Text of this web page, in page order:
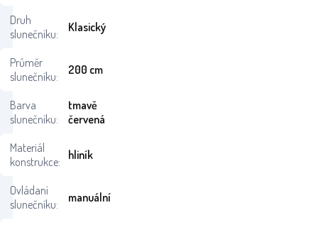
Druh
slunečníku:
Klasický
Průměr
slunečníku:
200 cm
Barva
slunečníku:
tmavě
červená
Materiál
konstrukce:
hliník
Ovládaní
slunečníku:
manuální